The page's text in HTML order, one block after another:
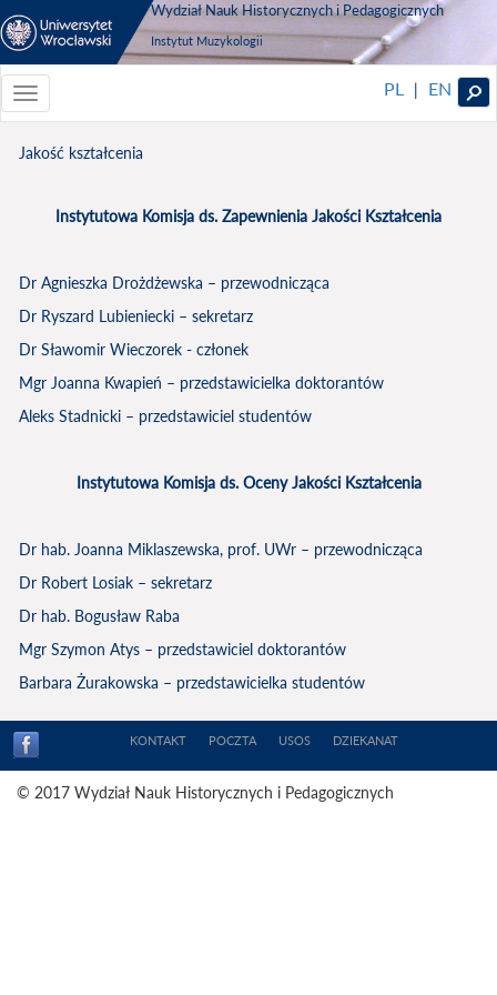
Wydział Nauk Historycznych i Pedagogicznych
Instytut Muzykologii
Toggle
navigationToggle
PL | EN
Jakość kształcenia
Instytutowa Komisja ds. Zapewnienia Jakości Kształcenia
Dr Agnieszka Drożdżewska – przewodnicząca
Dr Ryszard Lubieniecki – sekretarz
Dr Sławomir Wieczorek - członek
Mgr Joanna Kwapień – przedstawicielka doktorantów
Aleks Stadnicki – przedstawiciel studentów
Instytutowa Komisja ds. Oceny Jakości Kształcenia
Dr hab. Joanna Miklaszewska, prof. UWr – przewodnicząca
Dr Robert Losiak – sekretarz
Dr hab. Bogusław Raba
Mgr Szymon Atys – przedstawiciel doktorantów
Barbara Żurakowska – przedstawicielka studentów
KONTAKT POCZTA USOS DZIEKANAT
© 2017 Wydział Nauk Historycznych i Pedagogicznych